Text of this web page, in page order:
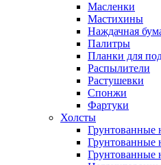
Масленки
Мастихины
Наждачная
Палитры
Планки для
Распылители
Растушевки
Спонжи
Фартуки
Холсты
Грунтованные
Грунтованные
Грунтованные